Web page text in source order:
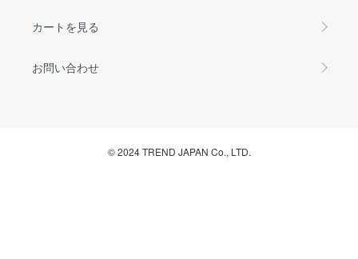
カートを見る
お問い合わせ
© 2024 TREND JAPAN Co., LTD.